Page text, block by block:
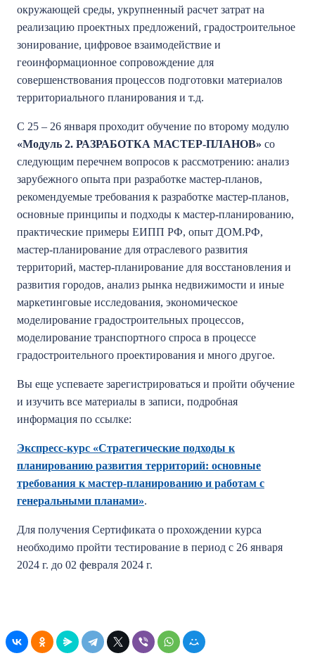
окружающей среды, укрупненный расчет затрат на
реализацию проектных предложений, градостроительное
зонирование, цифровое взаимодействие и
геоинформационное сопровождение для
совершенствования процессов подготовки материалов
территориального планирования и т.д.
С 25 – 26 января проходит обучение по второму модулю
«Модуль 2. РАЗРАБОТКА МАСТЕР-ПЛАНОВ» со
следующим перечнем вопросов к рассмотрению: анализ
зарубежного опыта при разработке мастер-планов,
рекомендуемые требования к разработке мастер-планов,
основные принципы и подходы к мастер-планированию,
практические примеры ЕИПП РФ, опыт ДОМ.РФ,
мастер-планирование для отраслевого развития
территорий, мастер-планирование для восстановления и
развития городов, анализ рынка недвижимости и иные
маркетинговые исследования, экономическое
моделирование градостроительных процессов,
моделирование транспортного спроса в процессе
градостроительного проектирования и много другое.
Вы еще успеваете зарегистрироваться и пройти обучение
и изучить все материалы в записи, подробная
информация по ссылке:
Экспресс-курс «Стратегические подходы к
планированию развития территорий: основные
требования к мастер-планированию и работам с
генеральными планами».
Для получения Сертификата о прохождении курса
необходимо пройти тестирование в период с 26 января
2024 г. до 02 февраля 2024 г.